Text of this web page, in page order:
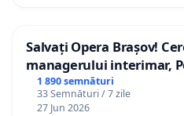
Salvați Opera Brașov!
managerului interimar,
1 890 semnături
33 Semnături / 7 zile
27 Jun 2026